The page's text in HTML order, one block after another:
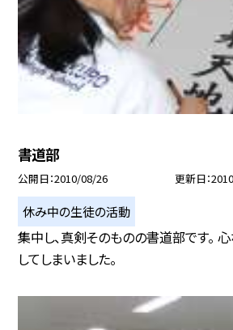
書道部
公開日 2010/08/26 更新日
休み中の生徒の活動
集中し、真剣そのものの書道部です。
してしまいました。